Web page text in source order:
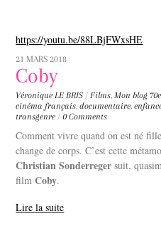
https://youtu.be/88LBjFWxsHE
21 MARS 2018
Coby
Véronique LE BRIS / Films,Mon blog
cinéma français,documentaire,
transgenre / 0 Comments
Comment vivre quand on est né
change de corps. C’est cette
Christian Sonderregersuit,
filmCoby.
Lire la suite